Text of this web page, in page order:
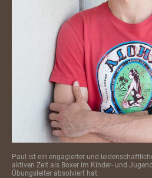
Paul ist ein engagierter und
aktiven Zeit als Boxer im Kinder- und
Übungsleiter absolviert hat.